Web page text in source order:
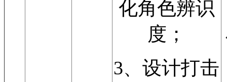
化角色辨识
度；
3、设计打击